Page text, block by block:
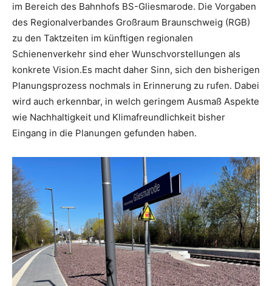
im Bereich des Bahnhofs BS-Gliesmarode. Die Vorgaben
des Regionalverbandes Großraum Braunschweig (RGB)
zu den Taktzeiten im künftigen regionalen
Schienenverkehr sind eher Wunschvorstellungen als
konkrete Vision.Es macht daher Sinn, sich den bisherigen
Planungsprozess nochmals in Erinnerung zu rufen. Dabei
wird auch erkennbar, in welch geringem Ausmaß Aspekte
wie Nachhaltigkeit und Klimafreundlichkeit bisher
Eingang in die Planungen gefunden haben.